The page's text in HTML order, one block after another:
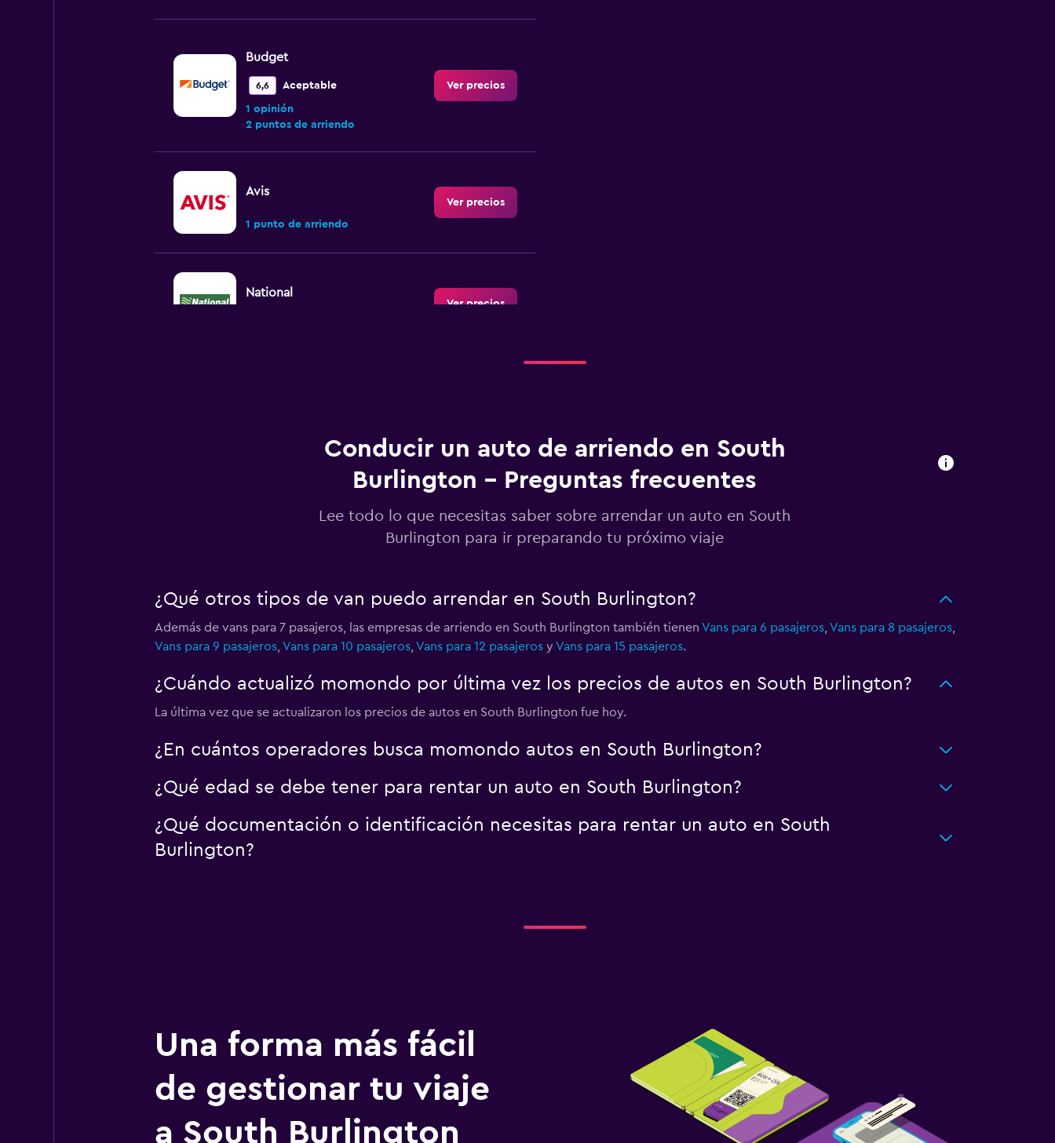
Budget
6,6 Aceptable
1 opinión
2 puntos de arriendo
Ver precios
Avis
1 punto de arriendo
Ver precios
National
Ver precios
Alamo
1 punto de arriendo
Ver precios
Ver precios
Conducir un auto de arriendo en South
Burlington - Preguntas frecuentes
Lee todo lo que necesitas saber sobre arrendar un auto en South
Burlington para ir preparando tu próximo viaje
¿Qué otros tipos de van puedo arrendar en South Burlington?
Además de vans para 7 pasajeros, las empresas de arriendo en South Burlington también tienen Vans para 6 pasajeros, Vans para 8 pasajeros,
Vans para 9 pasajeros, Vans para 10 pasajeros, Vans para 12 pasajerosy Vans para 15 pasajeros.
¿Cuándo actualizó momondo por última vez los precios de autos en South Burlington?
La última vez que se actualizaron los precios de autos en South Burlington fue hoy.
¿En cuántos operadores busca momondo autos en South Burlington?
¿Qué edad se debe tener para rentar un auto en South Burlington?
¿Qué documentación o identificación necesitas para rentar un auto en South
Burlington?
Una forma más fácil
de gestionar tu viaje
a South Burlington